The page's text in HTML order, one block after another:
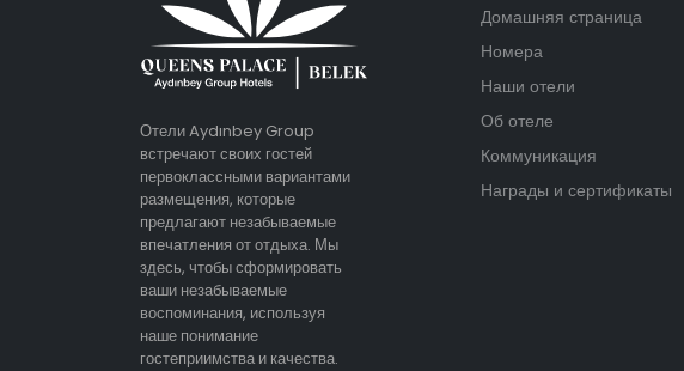
Отели Aydınbey Group
встречают своих гостей
первоклассными вариантами
размещения, которые
предлагают незабываемые
впечатления от отдыха. Мы
здесь, чтобы сформировать
ваши незабываемые
воспоминания, используя
наше понимание
гостеприимства и качества.
Домашняя страница
Номера
Наши отели
Об отеле
Коммуникация
Награды и сертификаты